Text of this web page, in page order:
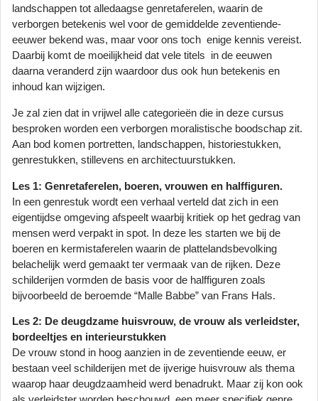
landschappen tot alledaagse genretaferelen, waarin de
verborgen betekenis wel voor de gemiddelde zeventiende-
eeuwer bekend was, maar voor ons toch enige kennis vereist.
Daarbij komt de moeilijkheid dat vele titels in de eeuwen
daarna veranderd zijn waardoor dus ook hun betekenis en
inhoud kan wijzigen.
Je zal zien dat in vrijwel alle categorieën die in deze cursus
besproken worden een verborgen moralistische boodschap zit.
Aan bod komen portretten, landschappen, historiestukken,
genrestukken, stillevens en architectuurstukken.
Les 1: Genretaferelen, boeren, vrouwen en halffiguren.
In een genrestuk wordt een verhaal verteld dat zich in een
eigentijdse omgeving afspeelt waarbij kritiek op het gedrag van
mensen werd verpakt in spot. In deze les starten we bij de
boeren en kermistaferelen waarin de plattelandsbevolking
belachelijk werd gemaakt ter vermaak van de rijken. Deze
schilderijen vormden de basis voor de halffiguren zoals
bijvoorbeeld de beroemde “Malle Babbe” van Frans Hals.
Les 2: De deugdzame huisvrouw, de vrouw als verleidster,
bordeeltjes en interieurstukken
De vrouw stond in hoog aanzien in de zeventiende eeuw, er
bestaan veel schilderijen met de ijverige huisvrouw als thema
waarop haar deugdzaamheid werd benadrukt. Maar zij kon ook